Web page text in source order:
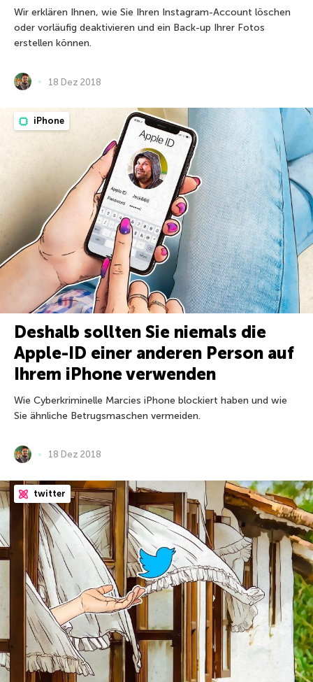
Wir erklären Ihnen, wie Sie Ihren Instagram-Account löschen
oder vorläufig deaktivieren und ein Back-up Ihrer Fotos
erstellen können.
18 Dez 2018
iPhone
Deshalb sollten Sie niemals die
Apple-ID einer anderen Person auf
Ihrem iPhone verwenden
Wie Cyberkriminelle Marcies iPhone blockiert haben und wie
Sie ähnliche Betrugsmaschen vermeiden.
18 Dez 2018
twitter